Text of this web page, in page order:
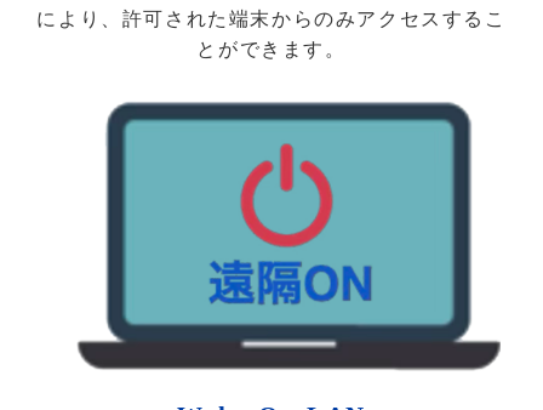
により、許可された端末からのみアクセスするこ
とができます。